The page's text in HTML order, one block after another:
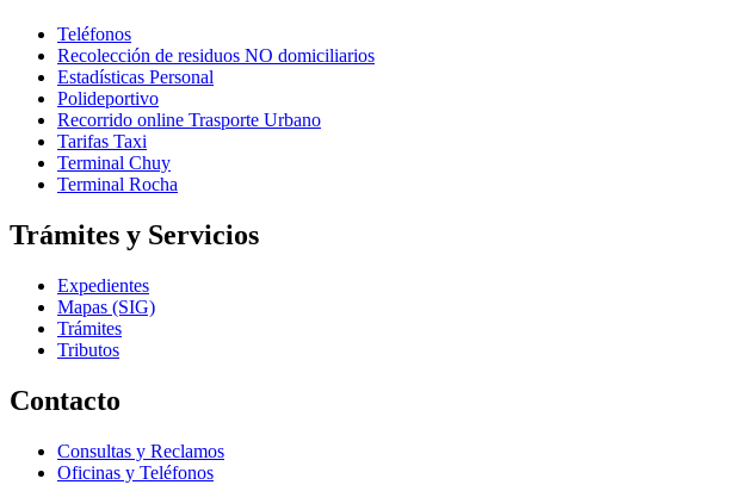
Teléfonos
Recolección de residuos NO domiciliarios
Estadísticas Personal
Polideportivo
Recorrido online Trasporte Urbano
Tarifas Taxi
Terminal Chuy
Terminal Rocha
Trámites y Servicios
Expedientes
Mapas (SIG)
Trámites
Tributos
Contacto
Consultas y Reclamos
Oficinas y Teléfonos